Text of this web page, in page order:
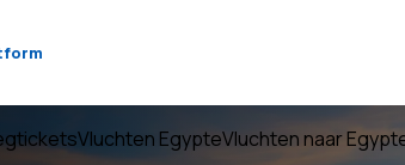
Vluchten EgypteVluchten naar